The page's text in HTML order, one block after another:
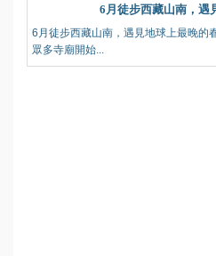
6月徒步西藏山南，遇
6月徒步西藏山南，遇見地球上最晚的
眾多寺廟開始...